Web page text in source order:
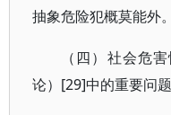
抽象危险犯概莫能外。
（四）社会危
论）[29]中的重要问题